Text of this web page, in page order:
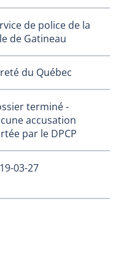
de police de la
de Gatineau
du Québec
terminé -
accusation
par le DPCP
03-27